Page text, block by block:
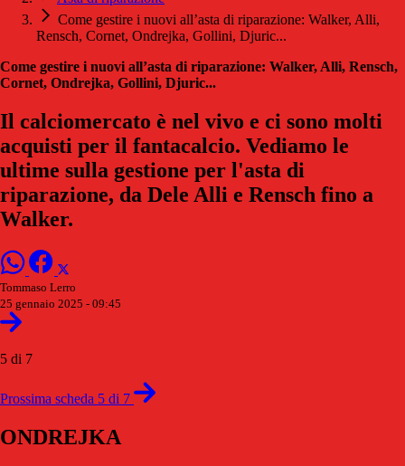
Come gestire i nuovi all’asta di riparazione: Walker, Alli,
Rensch, Cornet, Ondrejka, Gollini, Djuric...
Come gestire i nuovi all’asta di riparazione: Walker, Alli, Rensch,
Cornet, Ondrejka, Gollini, Djuric...
Il calciomercato è nel vivo e ci sono molti
acquisti per il fantacalcio. Vediamo le
ultime sulla gestione per l'asta di
riparazione, da Dele Alli e Rensch fino a
Walker.
Tommaso Lerro
25 gennaio 2025 - 09:45
5 di 7
Prossima scheda 5 di 7
ONDREJKA